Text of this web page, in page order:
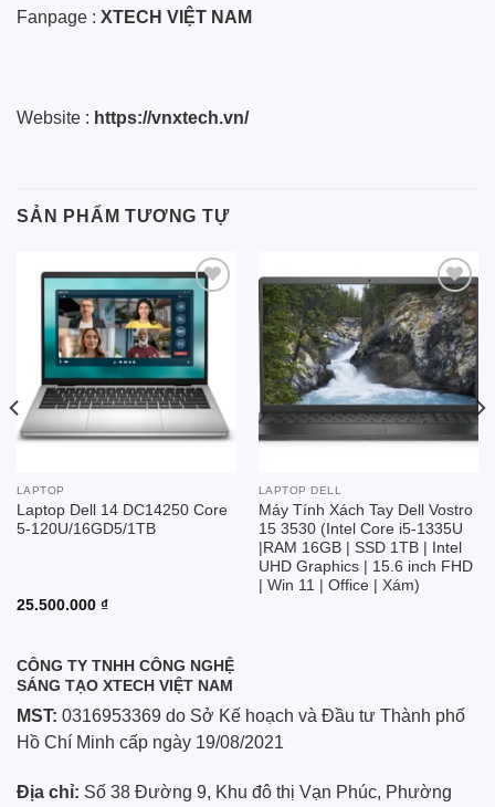
Fanpage : XTECH VIỆT NAM
Website : https://vnxtech.vn/
SẢN PHẨM TƯƠNG TỰ
Add to
wishlist
LAPTOP
Laptop Dell 14 DC14250 Core
5-120U/16GD5/1TB
25.500.000 ₫
Add to
wishlist
LAPTOP DELL
Máy Tính Xách Tay Dell Vostro
15 3530 (Intel Core i5-1335U
|RAM 16GB | SSD 1TB | Intel
UHD Graphics | 15.6 inch FHD
| Win 11 | Office | Xám)
CÔNG TY TNHH CÔNG NGHỆ
SÁNG TẠO XTECH VIỆT NAM
MST: 0316953369 do Sở Kế hoạch và Đầu tư Thành phố
Hồ Chí Minh cấp ngày 19/08/2021
Địa chỉ: Số 38 Đường 9, Khu đô thị Vạn Phúc, Phường